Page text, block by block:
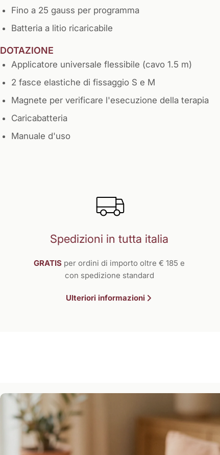
Fino a 25 gauss per programma
Batteria a litio ricaricabile
DOTAZIONE
Applicatore universale flessibile (cavo 1.5 m)
2 fasce elastiche di fissaggio S e M
Magnete per verificare l'esecuzione della terapia
Caricabatteria
Manuale d'uso
Spedizioni in tutta italia
GRATIS per ordini di importo oltre € 185 e
con spedizione standard
Ulteriori informazioni